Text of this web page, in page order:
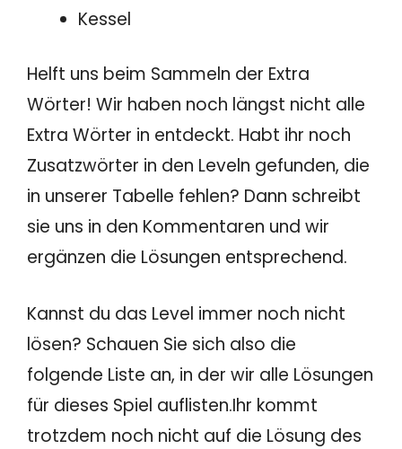
Kessel
Helft uns beim Sammeln der Extra
Wörter! Wir haben noch längst nicht alle
Extra Wörter in entdeckt. Habt ihr noch
Zusatzwörter in den Leveln gefunden, die
in unserer Tabelle fehlen? Dann schreibt
sie uns in den Kommentaren und wir
ergänzen die Lösungen entsprechend.
Kannst du das Level immer noch nicht
lösen? Schauen Sie sich also die
folgende Liste an, in der wir alle Lösungen
für dieses Spiel auflisten.Ihr kommt
trotzdem noch nicht auf die Lösung des